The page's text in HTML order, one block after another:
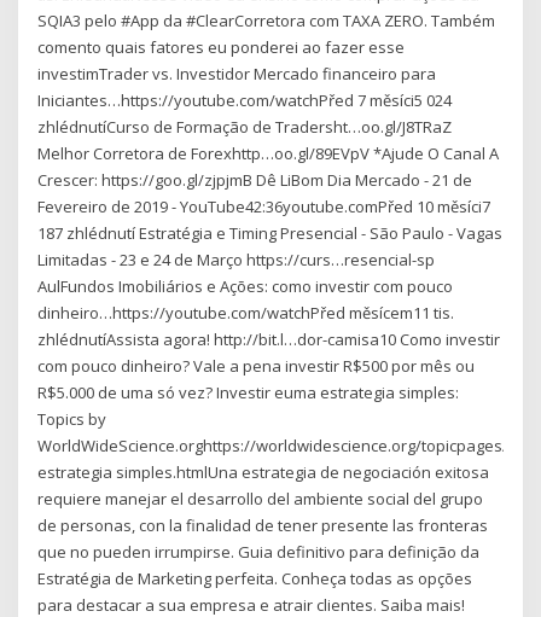
SQIA3 pelo #App da #ClearCorretora com TAXA ZERO. Também
comento quais fatores eu ponderei ao fazer esse
investimTrader vs. Investidor Mercado financeiro para
Iniciantes…https://youtube.com/watchPřed 7 měsíci5 024
zhlédnutíCurso de Formação de Tradersht…oo.gl/J8TRaZ
Melhor Corretora de Forexhttp…oo.gl/89EVpV *Ajude O Canal A
Crescer: https://goo.gl/zjpjmB Dê LiBom Dia Mercado - 21 de
Fevereiro de 2019 - YouTube42:36youtube.comPřed 10 měsíci7
187 zhlédnutí‍ Estratégia e Timing Presencial - São Paulo - Vagas
Limitadas - 23 e 24 de Março https://curs…resencial-sp
AulFundos Imobiliários e Ações: como investir com pouco
dinheiro…https://youtube.com/watchPřed měsícem11 tis.
zhlédnutíAssista agora! http://bit.l…dor-camisa10 Como investir
com pouco dinheiro? Vale a pena investir R$500 por mês ou
R$5.000 de uma só vez? Investir euma estrategia simples:
Topics by
WorldWideScience.orghttps://worldwidescience.org/topicpages/uma
estrategia simples.htmlUna estrategia de negociación exitosa
requiere manejar el desarrollo del ambiente social del grupo
de personas, con la finalidad de tener presente las fronteras
que no pueden irrumpirse. Guia definitivo para definição da
Estratégia de Marketing perfeita. Conheça todas as opções
para destacar a sua empresa e atrair clientes. Saiba mais!